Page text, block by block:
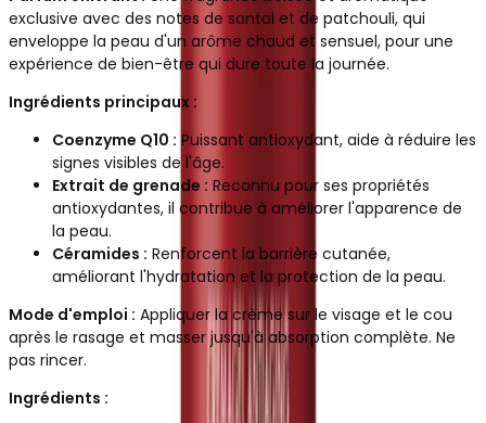
exclusive avec des notes de santal et de patchouli, qui
enveloppe la peau d'un arôme chaud et sensuel, pour une
expérience de bien-être qui dure toute la journée.
Ingrédients principaux :
Coenzyme Q10 : Puissant antioxydant, aide à réduire les
signes visibles de l'âge.
Extrait de grenade : Reconnu pour ses propriétés
antioxydantes, il contribue à améliorer l'apparence de
la peau.
Céramides : Renforcent la barrière cutanée,
améliorant l'hydratation et la protection de la peau.
Mode d'emploi : Appliquer la crème sur le visage et le cou
après le rasage et masser jusqu'à absorption complète. Ne
pas rincer.
Ingrédients :